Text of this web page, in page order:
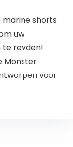
shorts
uw
te revden!
Monster
voor